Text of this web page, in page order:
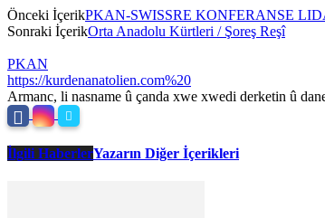
Önceki İçerikPKAN-SWISSRE KONFERANSE
Sonraki İçerikOrta Anadolu Kürtleri / Şoreş Reşî
PKAN
https://kurdenanatolien.com%20
Armanc, li nasname û çanda xwe xwedi derketin û
İlgili HaberlerYazarın Diğer İçerikleri